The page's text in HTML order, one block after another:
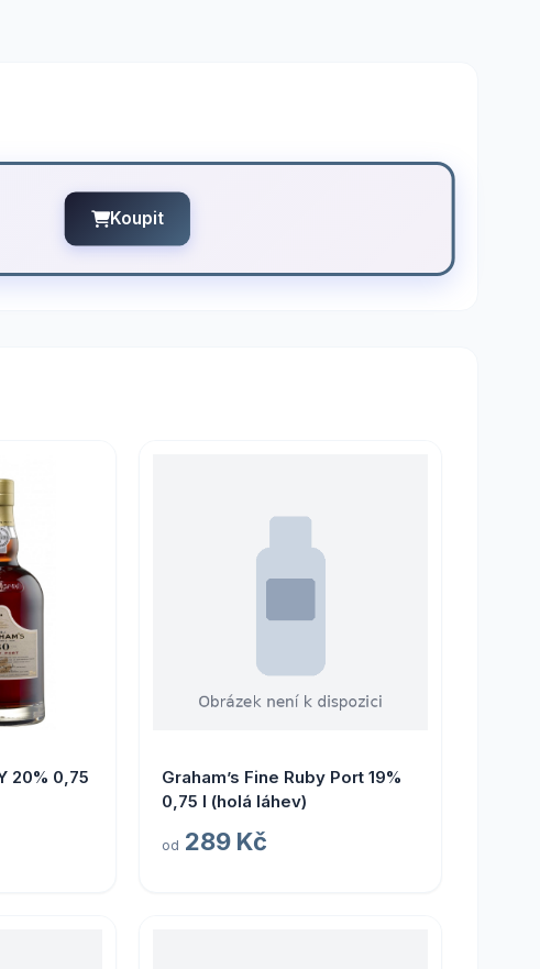
Koupit
20% 0,75
Graham’s Fine Ruby Port 19%
0,75 l (holá láhev)
od 289 Kč